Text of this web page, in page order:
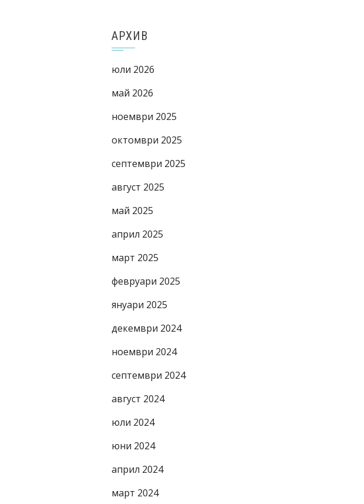
АРХИВ
юли 2026
май 2026
ноември 2025
октомври 2025
септември 2025
август 2025
май 2025
април 2025
март 2025
февруари 2025
януари 2025
декември 2024
ноември 2024
септември 2024
август 2024
юли 2024
юни 2024
април 2024
март 2024